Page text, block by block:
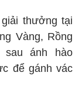
thưởng tại
Vàng, Rồng
sau ánh hào
để gánh vác